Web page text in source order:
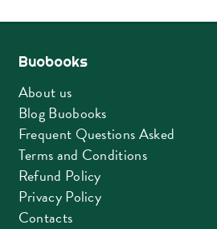
Buobooks
About us
Blog Buobooks
Frequent Questions Asked
Terms and Conditions
Refund Policy
Privacy Policy
Contacts